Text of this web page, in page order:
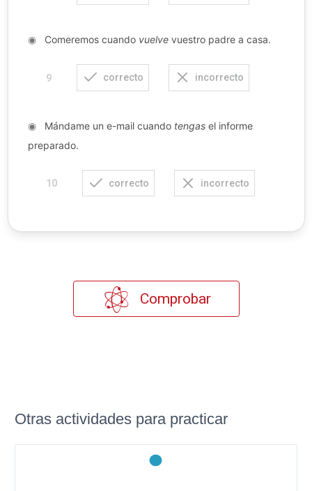
◉Comeremos cuando vuelvevuestro padre a casa.
9 correcto incorrecto
◉Mándame un e-mail cuando tengasel informe
preparado.
10 correcto incorrecto
Comprobar
Otras actividades para practicar